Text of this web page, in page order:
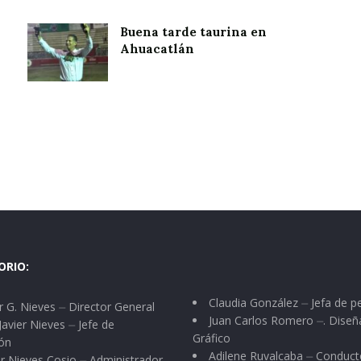
Buena tarde taurina en
Ahuacatlán
G. Nieves ⏤ Director General
Nieves ⏤ Jefe de
Claudia González ⏤ Jefa de
Juan Carlos Romero ⏤.
Gráfico
Adilene Ruvalcaba ⏤